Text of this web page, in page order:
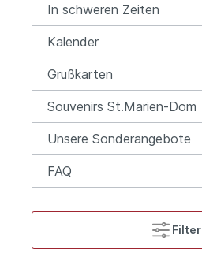
In schweren Zeiten
Kalender
Grußkarten
Souvenirs St.Marien-Dom
Unsere Sonderangebote
FAQ
Filter